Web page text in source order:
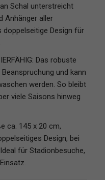
Schal unterstreicht
Anhänger aller
Design für
Das robuste
und kann
werden. So bleibt
viele Saisons hinweg
ca. 145 x 20 cm,
Design, bei
für Stadionbesuche,